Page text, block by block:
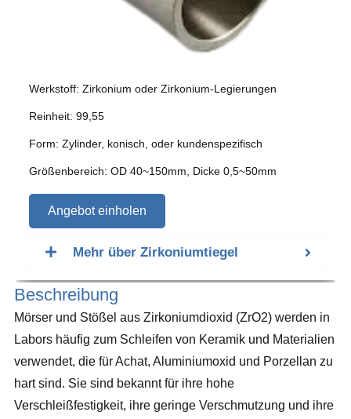
Werkstoff: Zirkonium oder Zirkonium-Legierungen
Reinheit: 99,55
Form: Zylinder, konisch, oder kundenspezifisch
Größenbereich: OD 40~150mm, Dicke 0,5~50mm
Angebot einholen
Mehr über Zirkoniumtiegel
Beschreibung
Mörser und Stößel aus Zirkoniumdioxid (ZrO2) werden in
Labors häufig zum Schleifen von Keramik und Materialien
verwendet, die für Achat, Aluminiumoxid und Porzellan zu
hart sind. Sie sind bekannt für ihre hohe
Verschleißfestigkeit, ihre geringe Verschmutzung und ihre